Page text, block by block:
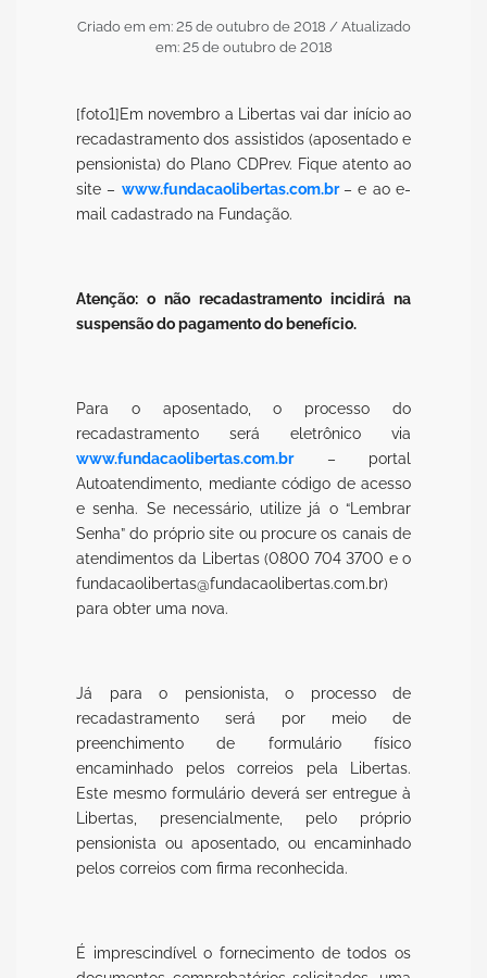
Criado em em: 25 de outubro de 2018 / Atualizado
em: 25 de outubro de 2018
[foto1]Em novembro a Libertas vai dar início ao
recadastramento dos assistidos (aposentado e
pensionista) do Plano CDPrev. Fique atento ao
site – www.fundacaolibertas.com.br – e ao e-
mail cadastrado na Fundação.
Atenção: o não recadastramento incidirá na
suspensão do pagamento do benefício.
Para o aposentado, o processo do
recadastramento será eletrônico via
www.fundacaolibertas.com.br– portal
Autoatendimento, mediante código de acesso
e senha. Se necessário, utilize já o “Lembrar
Senha” do próprio site ou procure os canais de
atendimentos da Libertas (0800 704 3700 e o
fundacaolibertas@fundacaolibertas.com.br)
para obter uma nova.
Já para o pensionista, o processo de
recadastramento será por meio de
preenchimento de formulário físico
encaminhado pelos correios pela Libertas.
Este mesmo formulário deverá ser entregue à
Libertas, presencialmente, pelo próprio
pensionista ou aposentado, ou encaminhado
pelos correios com firma reconhecida.
É imprescindível o fornecimento de todos os